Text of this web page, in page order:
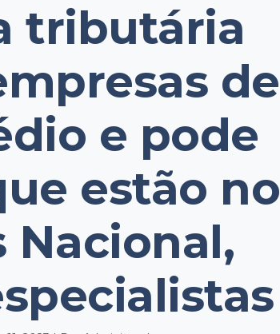
tributária
de
e pode
estão no
Nacional,